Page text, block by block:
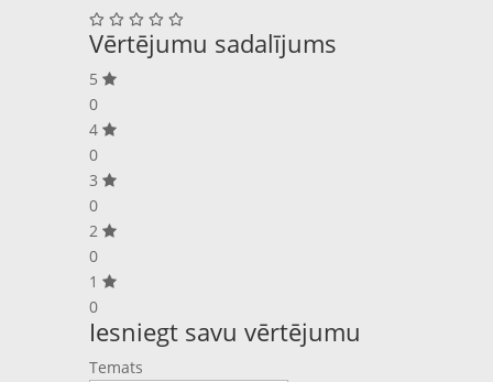
Vērtējumu sadalījums
5
0
4
0
3
0
2
0
1
0
Iesniegt savu vērtējumu
Temats